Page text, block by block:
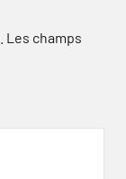
Les champs